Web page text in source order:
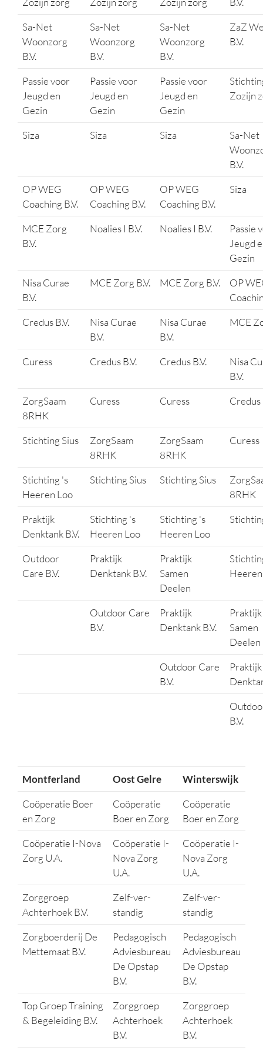
Sa-Net
Woonzorg
B.V.
Sa-Net
Woonzorg
B.V.
Sa-Net
Woonzorg
B.V.
ZaZ
B.V.
Passie voor
Jeugd en
Gezin
Passie voor
Jeugd en
Gezin
Passie voor
Jeugd en
Gezin
Zozijn
Siza Siza Siza
Sa-Net
B.V.
OP WEG
Coaching B.V.
OP WEG
Coaching B.V.
OP WEG
Coaching B.V.
Siza
MCE Zorg
B.V.
Noalies I B.V. Noalies I B.V.
Passie
Jeugd
Gezin
Nisa Curae
B.V.
MCE Zorg B.V. MCE Zorg B.V.
OP
Credus B.V.
Nisa Curae
B.V.
Nisa Curae
B.V.
MCE
Curess Credus B.V. Credus B.V.
Nisa
B.V.
ZorgSaam
8RHK
Curess Curess Credus
Stichting Sius
ZorgSaam
8RHK
ZorgSaam
8RHK
Curess
Stichting 's
Heeren Loo
Stichting Sius Stichting Sius
8RHK
Praktijk
Denktank B.V.
Stichting 's
Heeren Loo
Stichting 's
Heeren Loo
Outdoor
Care B.V.
Praktijk
Denktank B.V.
Praktijk
Samen
Deelen
Outdoor Care
B.V.
Praktijk
Denktank B.V.
Praktijk
Samen
Deelen
Outdoor Care
B.V.
Praktijk
B.V.
Montferland Oost Gelre
Winterswijk
Coöperatie Boer
en Zorg
Coöperatie
Boer en Zorg
Coöperatie
Boer en Zorg
Coöperatie I-Nova
Zorg U.A.
Coöperatie I-
Nova Zorg
U.A.
Coöperatie I-
Nova Zorg
U.A.
Zorggroep
Achterhoek B.V.
Zelf-ver-
standig
Zelf-ver-
standig
Zorgboerderij De
Mettemaat B.V.
Pedagogisch
Adviesbureau
De Opstap
B.V.
Pedagogisch
Adviesbureau
De Opstap
B.V.
Top Groep Training
& Begeleiding B.V.
Zorggroep
Achterhoek
B.V.
Zorggroep
Achterhoek
B.V.